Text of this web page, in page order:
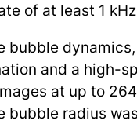
of at least 1
bubble
and a high-
at up to
bubble radius